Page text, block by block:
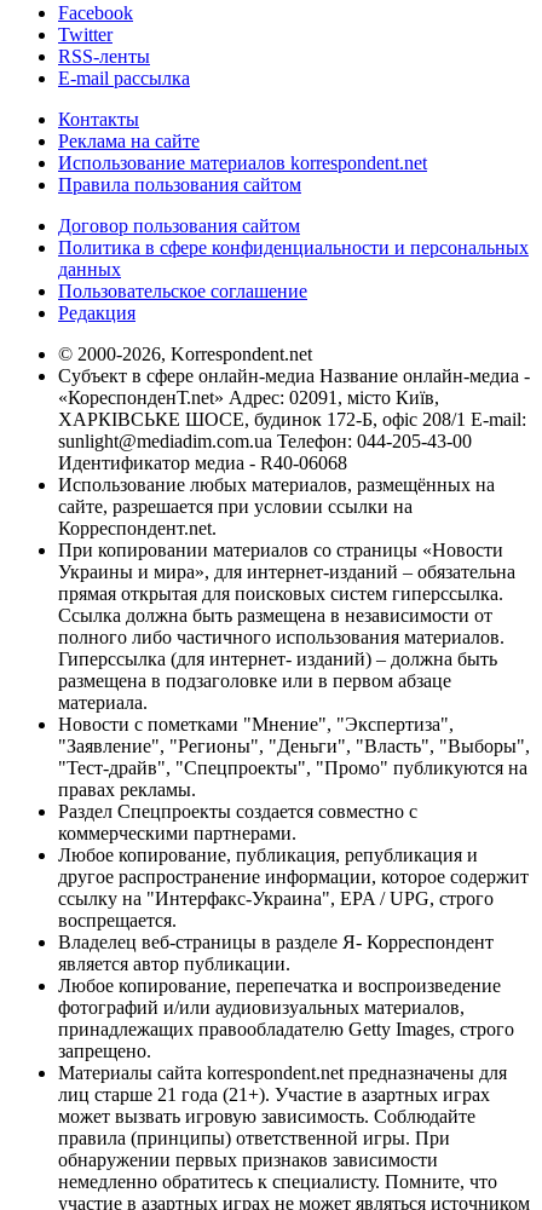
Facebook
Twitter
RSS-ленты
E-mail рассылка
Контакты
Реклама на сайте
Использование материалов korrespondent.net
Правила пользования сайтом
Договор пользования сайтом
Политика в сфере конфиденциальности и персональных
данных
Пользовательское соглашение
Редакция
© 2000-2026, Korrespondent.net
Субъект в сфере онлайн-медиа Название онлайн-медиа -
«КореспонденТ.net» Адрес: 02091, місто Київ,
ХАРКІВСЬКЕ ШОСЕ, будинок 172-Б, офіс 208/1 E-mail:
sunlight@mediadim.com.ua Телефон: 044-205-43-00
Идентификатор медиа - R40-06068
Использование любых материалов, размещённых на
сайте, разрешается при условии ссылки на
Корреспондент.net.
При копировании материалов со страницы «Новости
Украины и мира», для интернет-изданий – обязательна
прямая открытая для поисковых систем гиперссылка.
Ссылка должна быть размещена в независимости от
полного либо частичного использования материалов.
Гиперссылка (для интернет- изданий) – должна быть
размещена в подзаголовке или в первом абзаце
материала.
Новости с пометками "Мнение", "Экспертиза",
"Заявление", "Регионы", "Деньги", "Власть", "Выборы",
"Тест-драйв", "Спецпроекты", "Промо" публикуются на
правах рекламы.
Раздел Спецпроекты создается совместно с
коммерческими партнерами.
Любое копирование, публикация, републикация и
другое распространение информации, которое содержит
ссылку на "Интерфакс-Украина", EPA / UPG, строго
воспрещается.
Владелец веб-страницы в разделе Я- Корреспондент
является автор публикации.
Любое копирование, перепечатка и воспроизведение
фотографий и/или аудиовизуальных материалов,
принадлежащих правообладателю Getty Images, строго
запрещено.
Материалы сайта korrespondent.net предназначены для
лиц старше 21 года (21+). Участие в азартных играх
может вызвать игровую зависимость. Соблюдайте
правила (принципы) ответственной игры. При
обнаружении первых признаков зависимости
немедленно обратитесь к специалисту. Помните, что
участие в азартных играх не может являться источником